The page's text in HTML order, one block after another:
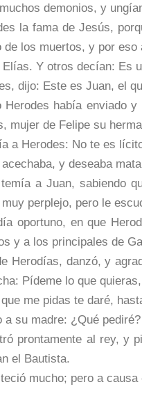
demonios, y
la fama de Jesús,
de los muertos, y por
Y otros decían: Es
dijo: Este es Juan, el
Herodes había enviado
mujer de Felipe su
a Herodes: No te es
y deseaba
temía a Juan, sabiendo
perplejo, pero le
oportuno, en que
y a los principales de
Herodías, danzó, y
Pídeme lo que
me pidas te daré,
a su madre: ¿Qué
prontamente al rey, y
el Bautista.
mucho; pero a